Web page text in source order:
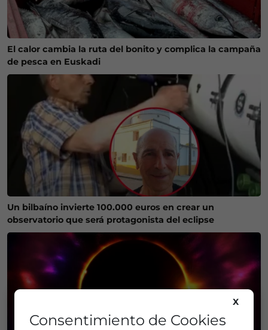
El calor cambia la ruta del bonito y complica la campaña
de pesca en Euskadi
Un bilbaíno invierte 100.000 euros en crear un
observatorio que será protagonista del eclipse
X
Consentimiento de Cookies